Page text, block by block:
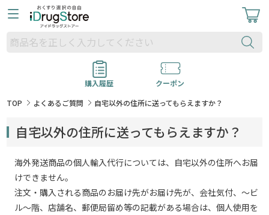
購入履歴
クーポン
TOP
よくあるご質問 自宅以外の住所に送ってもらえますか？
自宅以外の住所に送ってもらえますか？
海外発送商品の個人輸入代行については、自宅以外の住所へお届
けできません。
注文・購入される商品のお届け先がお届け先が、会社気付、～ビ
ル～階、店舗名、郵便局留め等の記載がある場合は、個人使用を